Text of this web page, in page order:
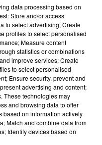
data processing based on
Store and/or access
to select advertising; Create
profiles to select personalised
Measure content
statistics or combinations
improve services; Create
to select personalised
Ensure security, prevent and
advertising and content;
These technologies may
and browsing data to offer
based on information actively
Match and combine data from
Identify devices based on